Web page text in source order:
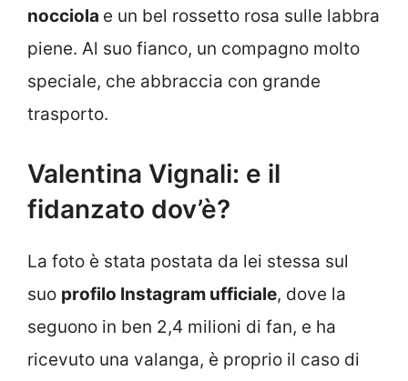
nocciola e un bel rossetto rosa sulle labbra
piene. Al suo fianco, un compagno molto
speciale, che abbraccia con grande
trasporto.
Valentina Vignali: e il
fidanzato dov’è?
La foto è stata postata da lei stessa sul
suo profilo Instagram ufficiale, dove la
seguono in ben 2,4 milioni di fan, e ha
ricevuto una valanga, è proprio il caso di